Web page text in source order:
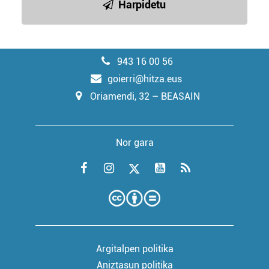
Harpidetu
943 16 00 56
goierri@hitza.eus
Oriamendi, 32 – BEASAIN
Nor gara
Argitalpen politika
Aniztasun politika